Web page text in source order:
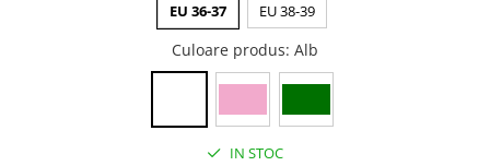
EU 36-37 EU 38-39
Culoare produs: Alb
IN STOC